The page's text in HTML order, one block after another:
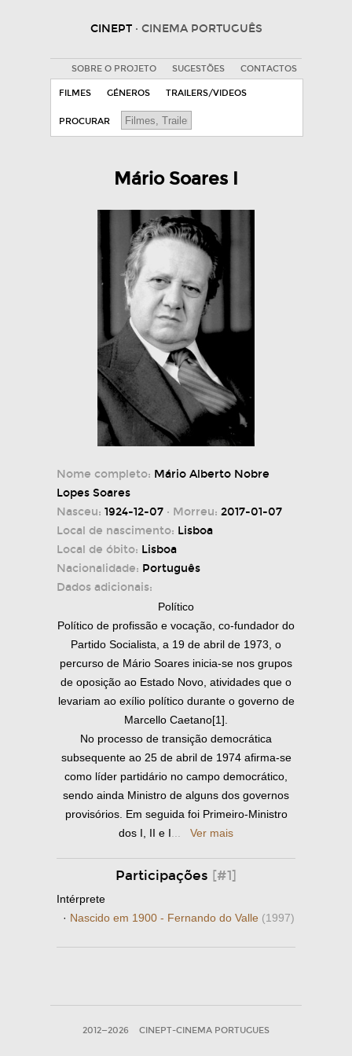
CINEPT · CINEMA PORTUGUÊS
SOBRE O PROJETO SUGESTÕES CONTACTOS
FILMES GÉNEROS TRAILERS/VIDEOS
PROCURAR
Mário Soares I
Nome completo: Mário Alberto Nobre
Lopes Soares
Nasceu: 1924-12-07 · Morreu: 2017-01-07
Local de nascimento: Lisboa
Local de óbito: Lisboa
Nacionalidade: Português
Dados adicionais:
Político
Político de profissão e vocação, co-fundador do
Partido Socialista, a 19 de abril de 1973, o
percurso de Mário Soares inicia-se nos grupos
de oposição ao Estado Novo, atividades que o
levariam ao exílio político durante o governo de
Marcello Caetano[1].
No processo de transição democrática
subsequente ao 25 de abril de 1974 afirma-se
como líder partidário no campo democrático,
sendo ainda Ministro de alguns dos governos
provisórios. Em seguida foi Primeiro-Ministro
dos I, II e I... Ver mais
Participações [#1]
Intérprete
· Nascido em 1900 - Fernando do Valle (1997)
2012—2026 CINEPT-CINEMA PORTUGUES